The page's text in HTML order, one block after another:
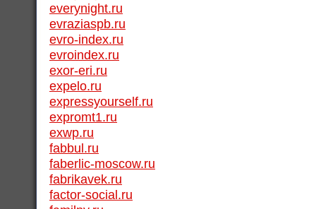
everynight.ru
evraziaspb.ru
evro-index.ru
evroindex.ru
exor-eri.ru
expelo.ru
expressyourself.ru
expromt1.ru
exwp.ru
fabbul.ru
faberlic-moscow.ru
fabrikavek.ru
factor-social.ru